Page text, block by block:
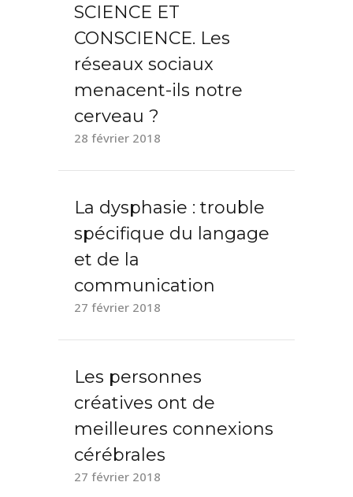
SCIENCE ET
CONSCIENCE. Les
réseaux sociaux
menacent-ils notre
cerveau ?
28 février 2018
La dysphasie : trouble
spécifique du langage
et de la
communication
27 février 2018
Les personnes
créatives ont de
meilleures connexions
cérébrales
27 février 2018